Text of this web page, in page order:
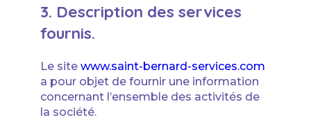
3. Description des services
fournis.
Le site www.saint-bernard-services.com
a pour objet de fournir une information
concernant l’ensemble des activités de
la société.